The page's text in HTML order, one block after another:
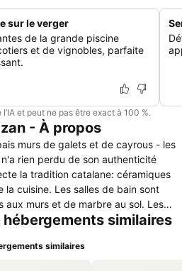
sur le verger
de la grande piscine
et de vignobles, parfaite
et peut ne pas être exact à 100 %.
- À propos
murs de galets et de cayrous - les
rien perdu de son authenticité
la tradition catalane: céramiques
cuisine. Les salles de bain sont
aux murs et de marbre au sol. Les
sont en bois. Les chambres
des carrières toutes proches. Le
similaires
similaires